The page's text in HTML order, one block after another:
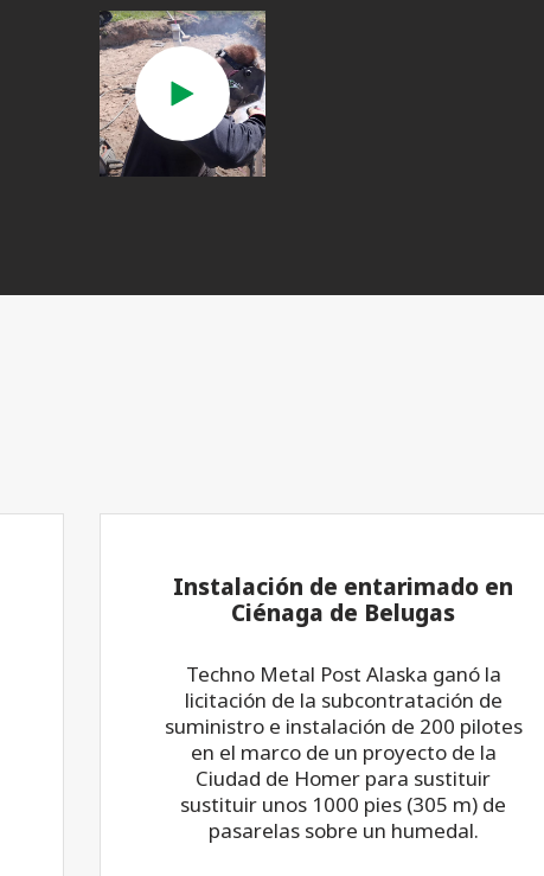
Instalación de entarimado en
Ciénaga de Belugas
Techno Metal Post Alaska ganó la
licitación de la subcontratación de
suministro e instalación de 200 pilotes
en el marco de un proyecto de la
Ciudad de Homer para sustituir
sustituir unos 1000 pies (305 m) de
pasarelas sobre un humedal.